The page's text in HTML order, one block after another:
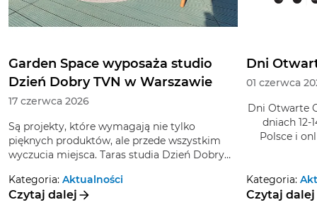
Garden Space wyposaża studio
Dzień Dobry TVN w Warszawie
17 czerwca 2026
Są projekty, które wymagają nie tylko
pięknych produktów, ale przede wszystkim
wyczucia miejsca. Taras studia Dzień Dobry
reprezentacyjna, pełna światła i codziennej
energii programu, który od lat towarzyszy
Garden Space odpowiadało za wyposażenie
tarasu w meble, dodatki i rośliny dekoracyjne,
Kategoria: Aktualności
Czytaj dalej
Dni
01 czerwca
Dni Otwarte
dniach 12-
Polsce i
staną się
Kategoria:
Czytaj dalej